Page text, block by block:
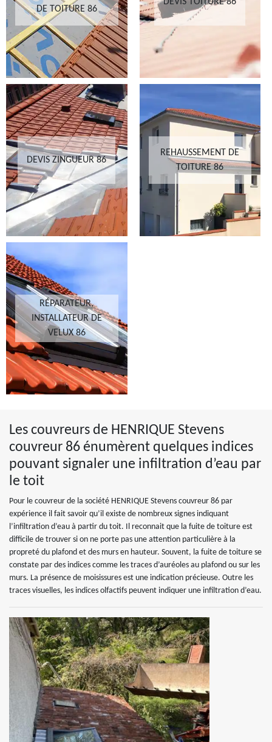
DE TOITURE 86
DEVIS ZINGUEUR 86
REHAUSSEMENT DE
TOITURE 86
RÉPARATEUR,
INSTALLATEUR DE
VELUX 86
Les couvreurs de HENRIQUE Stevens
couvreur 86 énumèrent quelques indices
pouvant signaler une infiltration d’eau par
le toit
Pour le couvreur de la société HENRIQUE Stevens couvreur 86 par
expérience il fait savoir qu’il existe de nombreux signes indiquant
l’infiltration d’eau à partir du toit. Il reconnait que la fuite de toiture est
difficile de trouver si on ne porte pas une attention particulière à la
propreté du plafond et des murs en hauteur. Souvent, la fuite de toiture se
constate par des indices comme les traces d’auréoles au plafond ou sur les
murs. La présence de moisissures est une indication précieuse. Outre les
traces visuelles, les indices olfactifs peuvent indiquer une infiltration d’eau.